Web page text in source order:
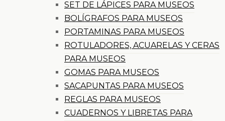
SET DE LÁPICES PARA MUSEOS
BOLÍGRAFOS PARA MUSEOS
PORTAMINAS PARA MUSEOS
ROTULADORES, ACUARELAS Y CERAS
PARA MUSEOS
GOMAS PARA MUSEOS
SACAPUNTAS PARA MUSEOS
REGLAS PARA MUSEOS
CUADERNOS Y LIBRETAS PARA